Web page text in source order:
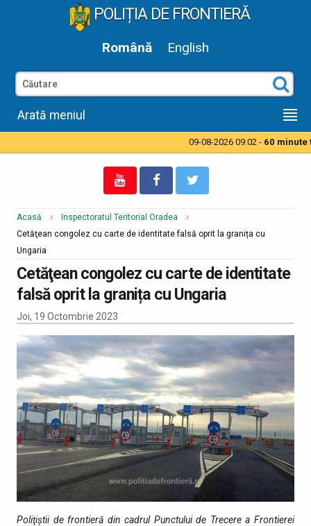
POLIȚIA DE FRONTIERĂ
Română English
Arată meniul
09-08-2026 09:02 -60 minute
Acasă
Inspectoratul Teritorial Oradea
Cetăţean congolez cu carte de identitate falsă oprit la granița cu
Ungaria
Cetăţean congolez cu carte de identitate
falsă oprit la granița cu Ungaria
Joi, 19 Octombrie 2023
Poliţiştii de frontieră din cadrul Punctului de Trecere a Frontierei